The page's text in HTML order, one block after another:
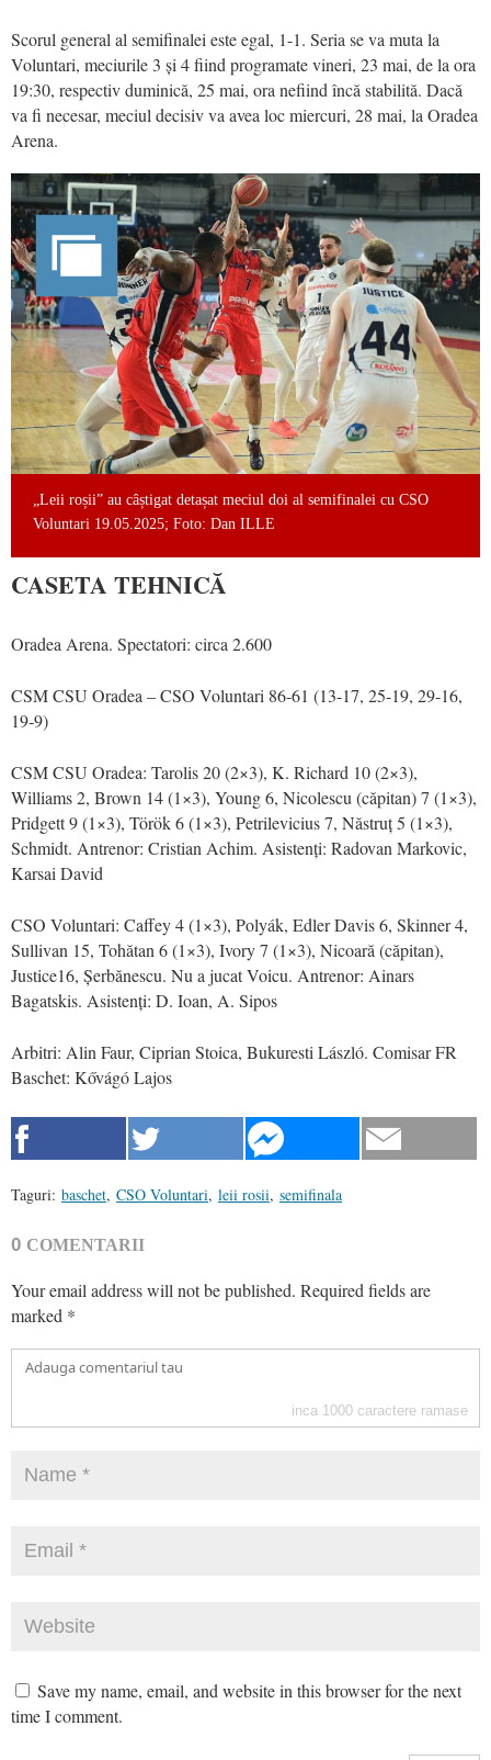
Scorul general al semifinalei este egal, 1-1. Seria se va muta la
Voluntari, meciurile 3 și 4 fiind programate vineri, 23 mai, de la ora
19:30, respectiv duminică, 25 mai, ora nefiind încă stabilită. Dacă
va fi necesar, meciul decisiv va avea loc miercuri, 28 mai, la Oradea
Arena.
„Leii roșii” au câștigat detașat meciul doi al semifinalei cu CSO
Voluntari 19.05.2025; Foto: Dan ILLE
CASETA TEHNICĂ
Oradea Arena. Spectatori: circa 2.600
CSM CSU Oradea – CSO Voluntari 86-61 (13-17, 25-19, 29-16,
19-9)
CSM CSU Oradea: Tarolis 20 (2×3), K. Richard 10 (2×3),
Williams 2, Brown 14 (1×3), Young 6, Nicolescu (căpitan) 7 (1×3),
Pridgett 9 (1×3), Török 6 (1×3), Petrilevicius 7, Năstruț 5 (1×3),
Schmidt. Antrenor: Cristian Achim. Asistenți: Radovan Markovic,
Karsai David
CSO Voluntari: Caffey 4 (1×3), Polyák, Edler Davis 6, Skinner 4,
Sullivan 15, Tohătan 6 (1×3), Ivory 7 (1×3), Nicoară (căpitan),
Justice16, Șerbănescu. Nu a jucat Voicu. Antrenor: Ainars
Bagatskis. Asistenți: D. Ioan, A. Sipos
Arbitri: Alin Faur, Ciprian Stoica, Bukuresti László. Comisar FR
Baschet: Kővágó Lajos
Taguri: baschet, CSO Voluntari, leii rosii, semifinala
0 COMENTARII
Your email address will not be published. Required fields are
marked *
inca 1000 caractere ramase
Save my name, email, and website in this browser for the next
time I comment.